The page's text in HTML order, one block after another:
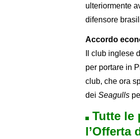
ulteriormente
difensore
Accordo
Il club inglese
per portare in
club, che ora
dei Seagulls
Tutte le
l’Offerta